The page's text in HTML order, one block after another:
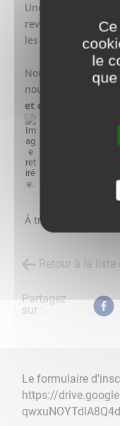
Une partie des
reversée au
les actions en
Nous espérons
nouvelle édition,
et de la solidarité
À très bientôt,
Retour à la liste
Partagez
sur :
Le formulaire
https://
le